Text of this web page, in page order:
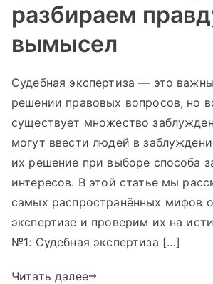
разбираем
вымысел
Судебная экспертиза — это
решении правовых вопросов, но
существует множество
могут ввести людей в
их решение при выборе способа
интересов. В этой статье мы
самых распространённых мифов
экспертизе и проверим их на
№1: Судебная экспертиза […]
Читать далее